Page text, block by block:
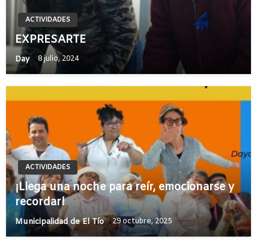
ACTIVIDADES
EXPRESARTE
Day 8 julio, 2024
ACTIVIDADES
¡Llega una noche para reír, emocionarse y
recordar!
Municipalidad de El Tío 29 octubre, 2025